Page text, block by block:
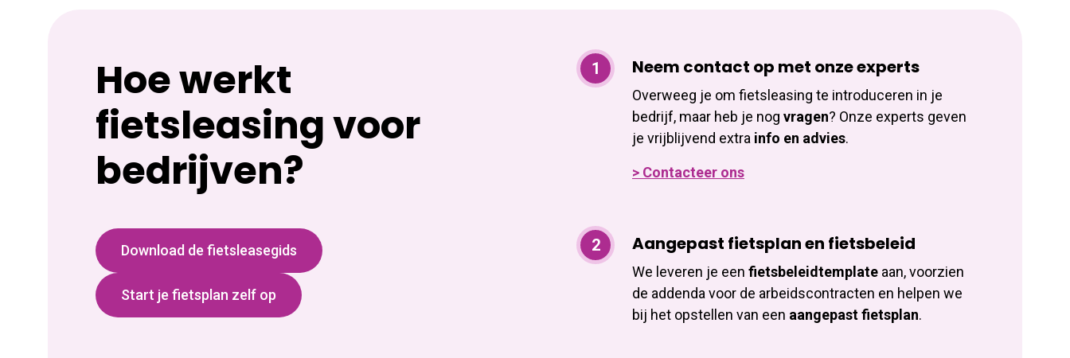
Hoe werkt
fietsleasing voor
bedrijven?
Download de fietsleasegids
Start je fietsplan zelf op
Neem contact op met onze experts
Overweeg je om fietsleasing te introduceren in je
bedrijf, maar heb je nog vragen? Onze experts geven
je vrijblijvend extra info en advies.
> Contacteer ons
Aangepast fietsplan en fietsbeleid
We leveren je een fietsbeleidtemplate aan, voorzien
de addenda voor de arbeidscontracten en helpen we
bij het opstellen van een aangepast fietsplan.